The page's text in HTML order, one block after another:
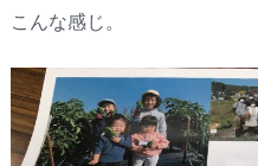
こんな感じ。